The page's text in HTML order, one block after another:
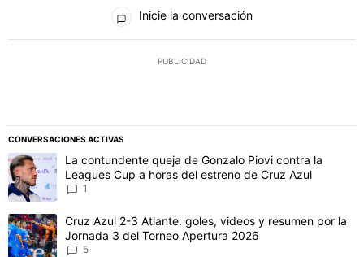
Todos los comentarios
Inicie la conversación
PUBLICIDAD
CONVERSACIONES ACTIVAS
Este listado muestra los artículos con más comentarios en los
Un artículo de tendencia con el título "La contundente queja de
La contundente queja de Gonzalo Piovi contra la
Leagues Cup a horas del estreno de Cruz Azul
1
Un artículo de tendencia con el título "Cruz Azul 2-3 Atlante:
Cruz Azul 2-3 Atlante: goles, videos y resumen por la
Jornada 3 del Torneo Apertura 2026
5